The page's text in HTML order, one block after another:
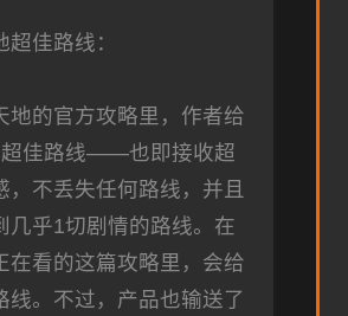
超佳路线：
地的官方攻略里，作者给
超佳路线——也即接收超
，不丢失任何路线，并且
几乎1切剧情的路线。在
在看的这篇攻略里，会给
线。不过，产品也输送了